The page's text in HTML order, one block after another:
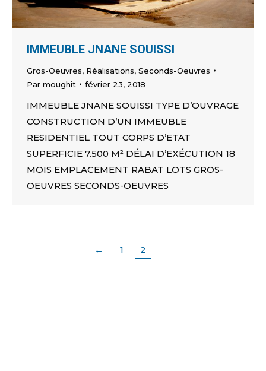
IMMEUBLE JNANE SOUISSI
Gros-Oeuvres, Réalisations, Seconds-Oeuvres
Par moughit février 23, 2018
IMMEUBLE JNANE SOUISSI TYPE D’OUVRAGE
CONSTRUCTION D’UN IMMEUBLE
RESIDENTIEL TOUT CORPS D’ETAT
SUPERFICIE 7.500 M² DÉLAI D’EXÉCUTION 18
MOIS EMPLACEMENT RABAT LOTS GROS-
OEUVRES SECONDS-OEUVRES
← 1 2